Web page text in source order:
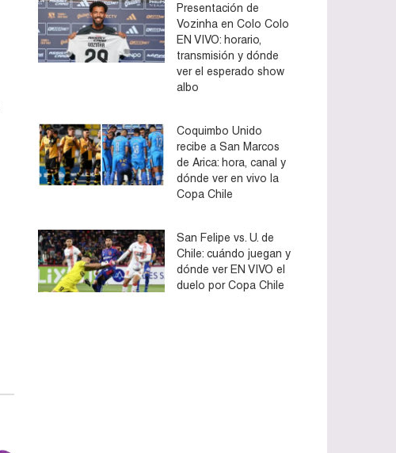
Presentación de
Vozinha en Colo Colo
EN VIVO: horario,
transmisión y dónde
ver el esperado show
albo
Coquimbo Unido
recibe a San Marcos
de Arica: hora, canal y
dónde ver en vivo la
Copa Chile
San Felipe vs. U. de
Chile: cuándo juegan y
dónde ver EN VIVO el
duelo por Copa Chile